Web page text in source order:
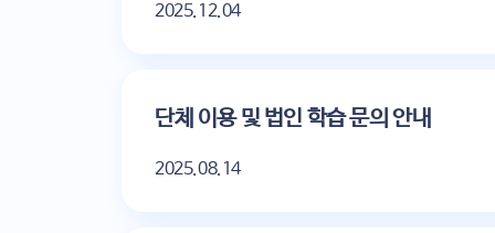
2025.12.04
단체 이용 및 법인 학습 문의 안내
2025.08.14